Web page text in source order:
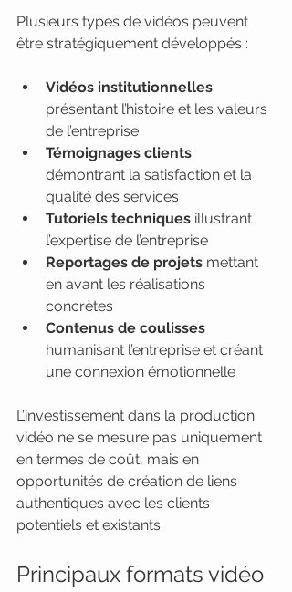
Plusieurs types de vidéos peuvent
être stratégiquement développés :
Vidéos institutionnelles
présentant l’histoire et les valeurs
de l’entreprise
Témoignages clients
démontrant la satisfaction et la
qualité des services
Tutoriels techniques illustrant
l’expertise de l’entreprise
Reportages de projets mettant
en avant les réalisations
concrètes
Contenus de coulisses
humanisant l’entreprise et créant
une connexion émotionnelle
L’investissement dans la production
vidéo ne se mesure pas uniquement
en termes de coût, mais en
opportunités de création de liens
authentiques avec les clients
potentiels et existants.
Principaux formats vidéo